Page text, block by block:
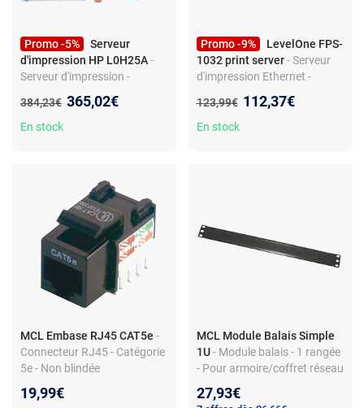
Promo -5%
Serveur
d'impression HP L0H25A-
Serveur d'impression -
maintenance - Prise EU
Ancien prix :
384,23€ Nouveau prix :
365,02€
En stock
Promo -9%
LevelOne FPS-
1032 print server - Serveur
d'impression Ethernet -
Windows et Mac
Ancien prix :
123,99€ Nouveau prix :
112,37€
En stock
MCL Embase RJ45 CAT5e -
Connecteur RJ45 - Catégorie
5e - Non blindée
19,99€
MCL Module Balais Simple
1U - Module balais - 1 rangée
- Pour armoire/coffret réseau
27,93€